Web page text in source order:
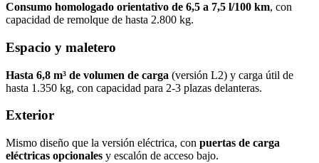
Consumo homologado orientativo de 6,5 a 7,5 l/100 km, con
capacidad de remolque de hasta 2.800 kg.
Espacio y maletero
Hasta 6,8 m³ de volumen de carga (versión L2) y carga útil de
hasta 1.350 kg, con capacidad para 2-3 plazas delanteras.
Exterior
Mismo diseño que la versión eléctrica, con puertas de carga
eléctricas opcionales y escalón de acceso bajo.